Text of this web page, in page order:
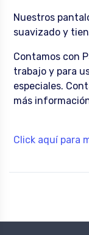
Nuestros
suavizado y
Contamos con
trabajo y para
especiales.
más
Click aquí para